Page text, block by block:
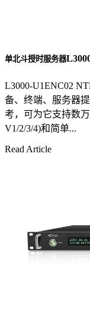
单北斗授时服务器
L3000-U1ENC02
备、终端、服务器
考，可为它支持数
V1/2/3/4)和简单...
Read Article